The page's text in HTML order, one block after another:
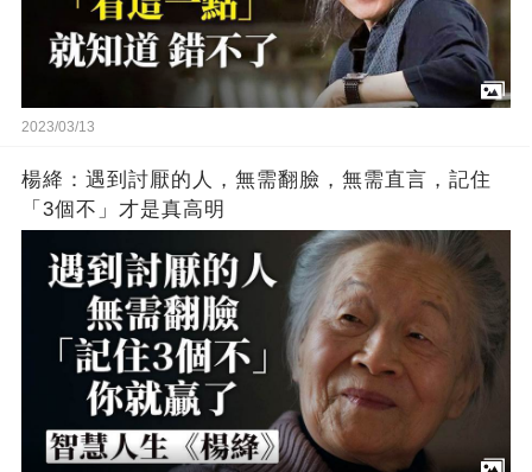
2023/03/13
楊絳：遇到討厭的人，無需翻臉，無需直言，記住
「3個不」才是真高明